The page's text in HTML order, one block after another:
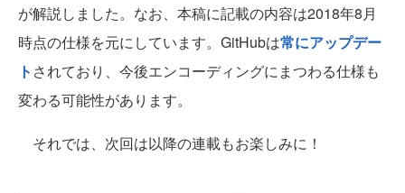
が解説しました。なお、本稿に記載の内容は2018年8月
時点の仕様を元にしています。GitHubは常にアップデー
ト されており、今後エンコーディングにまつわる仕様も
変わる可能性があります。
それでは、次回は以降の連載もお楽しみに！